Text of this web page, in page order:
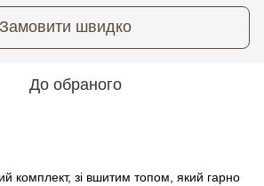
Замовити швидко
До обраного
комплект, зі вшитим топом, який гарно